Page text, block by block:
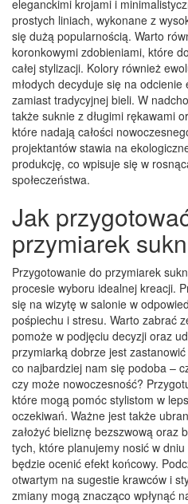
eleganckimi krojami i
prostych liniach, wykonane z
się dużą popularnością. Warto
koronkowymi zdobieniami, które
całej stylizacji. Kolory również
młodych decyduje się na
zamiast tradycyjnej bieli. W
także suknie z długimi rękawami
które nadają całości
projektantów stawia na
produkcję, co wpisuje się w
społeczeństwa.
Jak
przymiarek
Przygotowanie do przymiarek
procesie wyboru idealnej kreacji.
się na wizytę w salonie w
pośpiechu i stresu. Warto zabrać
pomoże w podjęciu decyzji oraz
przymiarką dobrze jest
co najbardziej nam się podoba –
czy może nowoczesność?
które mogą pomóc stylistom w
oczekiwań. Ważne jest także
założyć bieliznę bezszwową oraz
tych, które planujemy nosić w
będzie ocenić efekt końcowy.
otwartym na sugestie krawców i
zmiany mogą znacząco wpłynąć